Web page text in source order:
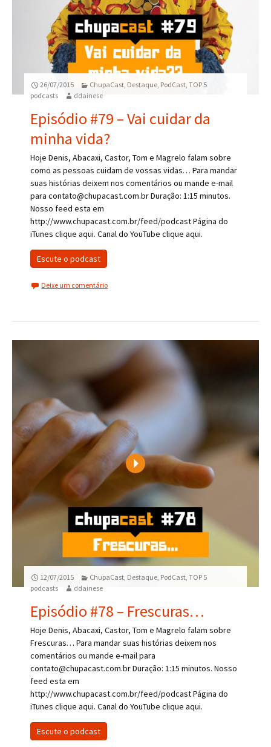
26/07/2015 ChupaCast Destaque PodCast ,TOP 5
podcasts
ddainese
Episódio #79 – Vai cuidar da
minha vida?
Hoje Denis, Abacaxi, Castor, Tom e Magrelo falam sobre
como as pessoas cuidam de vossas vidas… Para mandar
suas histórias deixem nos comentários ou mande e-mail
para contato@chupacast.com.br Duração: 1:15 minutos.
Nosso feed esta em
http://www.chupacast.com.br/feed/podcast Página do
iTunes clique aqui. Canal do YouTube clique aqui.
Escute o podcast
Deixe um comentário
Play
12/07/2015 ChupaCast, Destaque, PodCast,TOP 5
podcasts
ddainese
Episódio #78 – Frescuras…
Hoje Denis, Abacaxi, Castor, Tom e Magrelo falam sobre
Frescuras… Para mandar suas histórias deixem nos
comentários ou mande e-mail para
contato@chupacast.com.br Duração: 1:15 minutos. Nosso
feed esta em
http://www.chupacast.com.br/feed/podcast Página do
iTunes clique aqui. Canal do YouTube clique aqui.
Escute o podcast